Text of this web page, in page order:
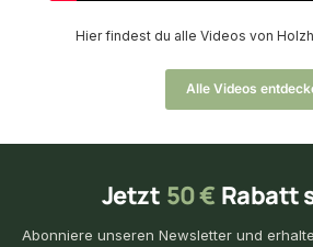
Hier findest du alle Videos von
Alle Videos
Jetzt 50 € Rabatt
Abonniere unseren Newsletter und